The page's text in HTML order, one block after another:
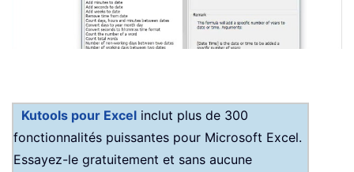
Kutools pour Excel inclut plus de 300
fonctionnalités puissantes pour Microsoft Excel.
Essayez-le gratuitement et sans aucune